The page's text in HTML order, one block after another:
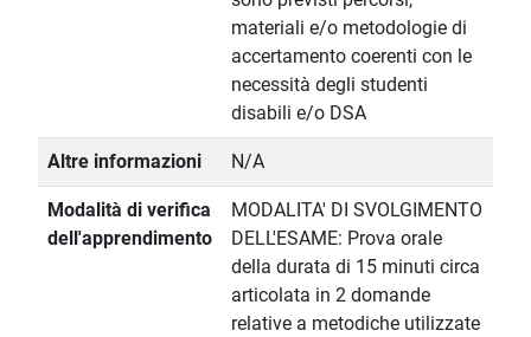
materiali e/o metodologie di
accertamento coerenti con le
necessità degli studenti
disabili e/o DSA
Altre informazioni N/A
Modalità di verifica
dell'apprendimento
MODALITA' DI SVOLGIMENTO
DELL'ESAME: Prova orale
della durata di 15 minuti circa
articolata in 2 domande
relative a metodiche utilizzate